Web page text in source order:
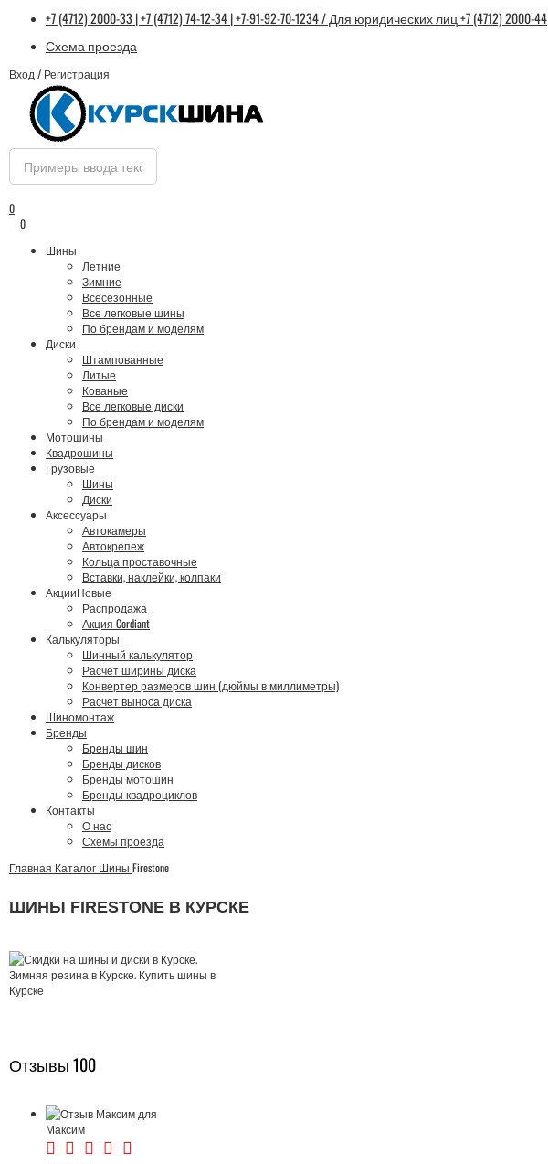
+7 (4712) 2000-33 | +7 (4712) 74-12-34 | +7-91-92-70-1234 / Для юридических лиц +7 (4712) 2000-44
Схема проезда
Вход / Регистрация
0
0
Шины
Летние
Зимние
Всесезонные
Все легковые шины
По брендам и моделям
Диски
Штампованные
Литые
Кованые
Все легковые диски
По брендам и моделям
Мотошины
Квадрошины
Грузовые
Шины
Диски
Аксессуары
Автокамеры
Автокрепеж
Кольца проставочные
Вставки, наклейки, колпаки
АкцииНовые
Распродажа
Акция Cordiant
Калькуляторы
Шинный калькулятор
Расчет ширины диска
Конвертер размеров шин (дюймы в миллиметры)
Расчет выноса диска
Шиномонтаж
Бренды
Бренды шин
Бренды дисков
Бренды мотошин
Бренды квадроциклов
Контакты
О нас
Схемы проезда
Главная Каталог Шины Firestone
ШИНЫ FIRESTONE В КУРСКЕ
Отзывы100
Максим